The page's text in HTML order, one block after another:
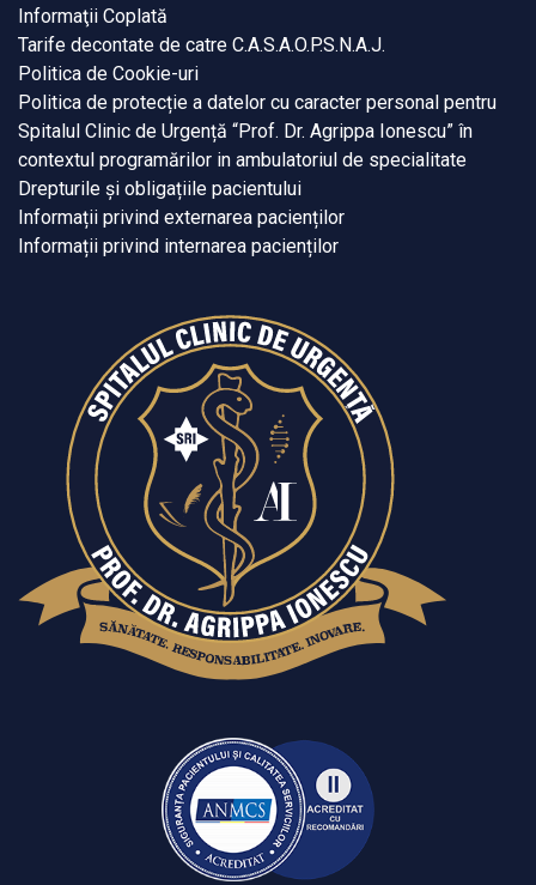
Informaţii Coplată
Tarife decontate de catre C.A.S.A.O.P.S.N.A.J.
Politica de Cookie-uri
Politica de protecție a datelor cu caracter personal pentru
Spitalul Clinic de Urgență “Prof. Dr. Agrippa Ionescu” în
contextul programărilor in ambulatoriul de specialitate
Drepturile și obligațiile pacientului
Informații privind externarea pacienților
Informații privind internarea pacienților